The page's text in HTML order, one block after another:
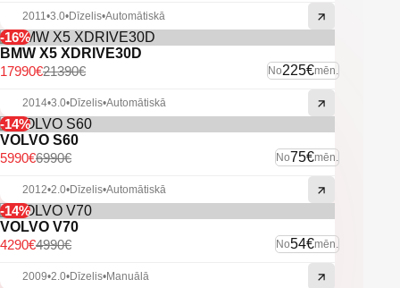
Vieglmetāla diski.
Noņemams sakabes āķis.
U.C. ekstras.
2011•3.0•Dīzelis•Automātiskā
-16%
BMW X5 XDRIVE30D
No225€mēn.
21390€
17990€
2014•3.0•Dīzelis•Automātiskā
-14%
VOLVO S60
No75€mēn.
6990€
5990€
2012•2.0•Dīzelis•Automātiskā
-14%
VOLVO V70
No54€mēn.
4990€
4290€
2009•2.0•Dīzelis•Manuālā